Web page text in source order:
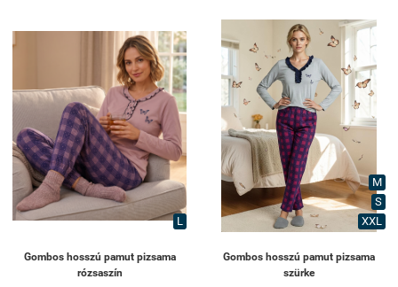
L
Gombos hosszú pamut pizsama
rózsaszín
M
S
XXL
Gombos hosszú pamut pizsama
szürke